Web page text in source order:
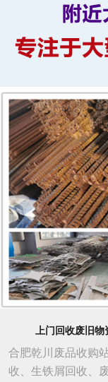
上门回收废旧
合肥乾川废品收购
收、生铁屑回收、